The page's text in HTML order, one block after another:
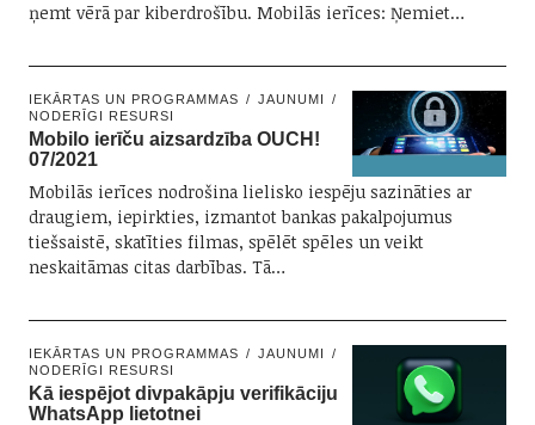
ņemt vērā par kiberdrošību. Mobilās ierīces: Ņemiet…
IEKĀRTAS UN PROGRAMMAS
JAUNUMI
NODERĪGI RESURSI
Mobilo ierīču aizsardzība OUCH!
07/2021
Mobilās ierīces nodrošina lielisko iespēju sazināties ar
draugiem, iepirkties, izmantot bankas pakalpojumus
tiešsaistē, skatīties filmas, spēlēt spēles un veikt
neskaitāmas citas darbības. Tā…
IEKĀRTAS UN PROGRAMMAS
JAUNUMI
NODERĪGI RESURSI
Kā iespējot divpakāpju verifikāciju
WhatsApp lietotnei